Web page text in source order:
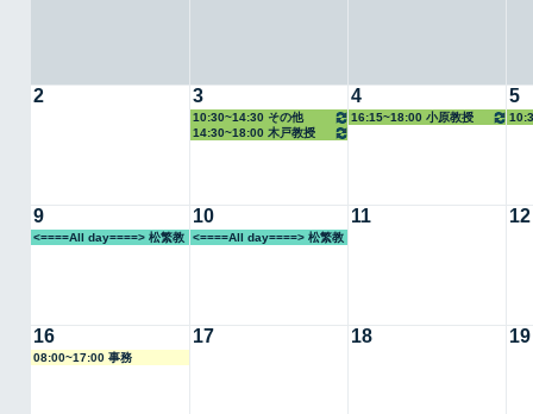
2 3
10:30~14:30 その他
14:30~18:00 木戸教授
4
16:15~18:00 小原教授
5
9
<====All day====> 松繁教
10
<====All day====> 松繁教
11 12
16
08:00~17:00 事務
17 18 19